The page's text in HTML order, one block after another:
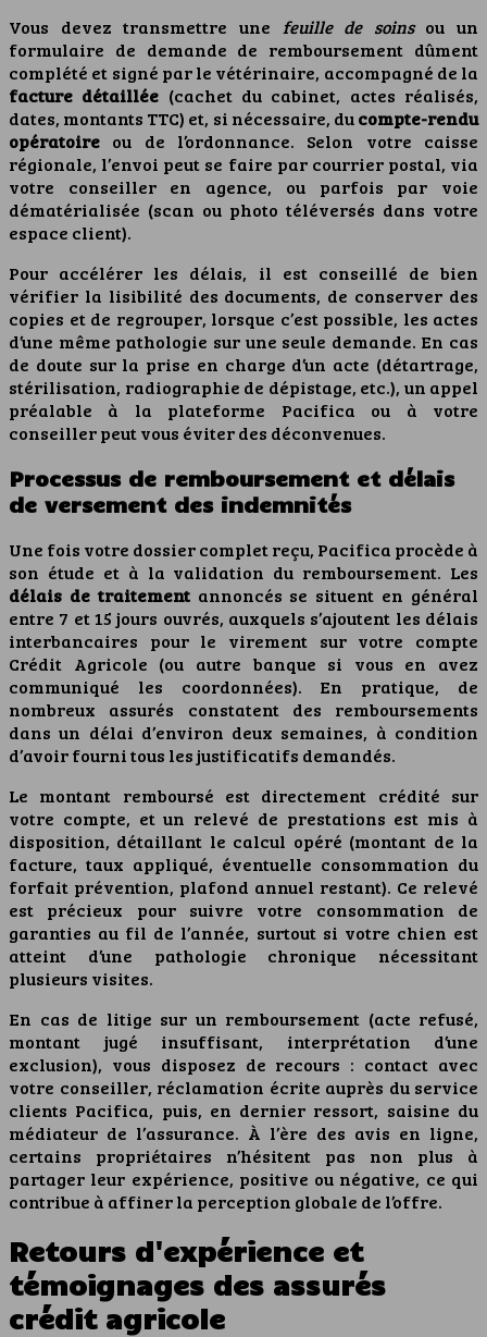
Vous devez transmettre une feuille de soinsou un
formulaire de demande de remboursement dûment
complété et signé par le vétérinaire, accompagné de la
facture détaillée (cachet du cabinet, actes réalisés,
dates, montants TTC) et, si nécessaire, ducompte-rendu
opératoire ou de l’ordonnance. Selon votre caisse
régionale, l’envoi peut se faire par courrier postal, via
votre conseiller en agence, ou parfois par voie
dématérialisée (scan ou photo téléversés dans votre
espace client).
Pour accélérer les délais, il est conseillé de bien
vérifier la lisibilité des documents, de conserver des
copies et de regrouper, lorsque c’est possible, les actes
d’une même pathologie sur une seule demande. En cas
de doute sur la prise en charge d’un acte (détartrage,
stérilisation, radiographie de dépistage, etc.), un appel
préalable à la plateforme Pacifica ou à votre
conseiller peut vous éviter des déconvenues.
Processus de remboursement et délais
de versement des indemnités
Une fois votre dossier complet reçu, Pacifica procède à
son étude et à la validation du remboursement. Les
délais de traitementannoncés se situent en général
entre 7 et 15 jours ouvrés, auxquels s’ajoutent les délais
interbancaires pour le virement sur votre compte
Crédit Agricole (ou autre banque si vous en avez
communiqué les coordonnées). En pratique, de
nombreux assurés constatent des remboursements
dans un délai d’environ deux semaines, à condition
d’avoir fourni tous les justificatifs demandés.
Le montant remboursé est directement crédité sur
votre compte, et un relevé de prestations est mis à
disposition, détaillant le calcul opéré (montant de la
facture, taux appliqué, éventuelle consommation du
forfait prévention, plafond annuel restant). Ce relevé
est précieux pour suivre votre consommation de
garanties au fil de l’année, surtout si votre chien est
atteint d’une pathologie chronique nécessitant
plusieurs visites.
En cas de litige sur un remboursement (acte refusé,
montant jugé insuffisant, interprétation d’une
exclusion), vous disposez de recours : contact avec
votre conseiller, réclamation écrite auprès du service
clients Pacifica, puis, en dernier ressort, saisine du
médiateur de l’assurance. À l’ère des avis en ligne,
certains propriétaires n’hésitent pas non plus à
partager leur expérience, positive ou négative, ce qui
contribue à affiner la perception globale de l’offre.
Retours d'expérience et
témoignages des assurés
crédit agricole